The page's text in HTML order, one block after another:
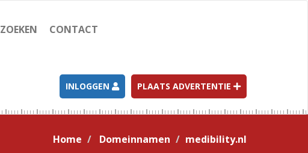
ZOEKEN CONTACT
INLOGGEN PLAATS ADVERTENTIE
Home Domeinnamen medibility.nl